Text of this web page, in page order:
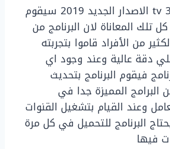
تحميل برنامج tv 3l pc الاصدار الجديد 2019 سيقوم
تلك المعاناة لان البرنامج من
من الأفراد قاموا بتجربته
دقة عالية وعند وجود اي
فيقوم البرنامج بتحديث
المميزة جدا في
وعند القيام بتشغيل القنوات
البرنامج للتحميل في كل مرة
فيها